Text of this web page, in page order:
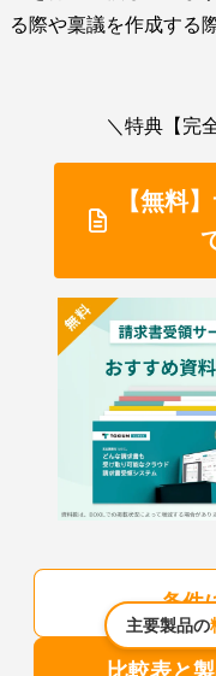
る際や稟議を作成する
＼特典【完
【無料
条件
主要製品の